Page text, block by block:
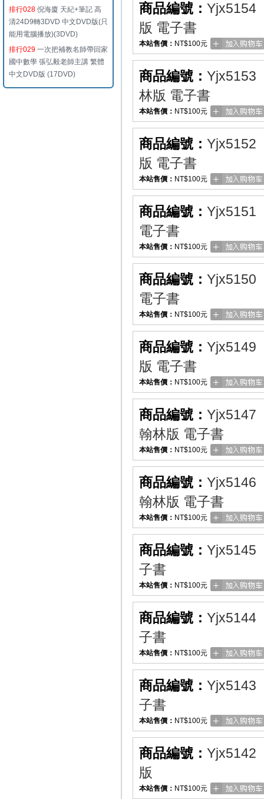
排行028 倪海廈 天紀+筆記 高
清24D9轉3DVD 中文DVD版(只
能用電腦播放)(3DVD)
排行029 一次把補教名師帶回家
國中數學 張弘毅老師主講 繁體
中文DVD版 (17DVD)
商品編號： Yjx5154
版 電子書
本站售價： NT$100元
商品編號： Yjx5153
林版 電子書
本站售價： NT$100元
商品編號： Yjx5152
版 電子書
本站售價： NT$100元
商品編號： Yjx5151
電子書
本站售價： NT$100元
商品編號： Yjx5150
電子書
本站售價： NT$100元
商品編號： Yjx5149
版 電子書
本站售價： NT$100元
商品編號： Yjx5147
翰林版 電子書
本站售價： NT$100元
商品編號： Yjx5146
翰林版 電子書
本站售價： NT$100元
商品編號： Yjx5145
子書
本站售價： NT$100元
商品編號： Yjx5144
子書
本站售價： NT$100元
商品編號： Yjx5143
子書
本站售價： NT$100元
商品編號： Yjx5142
版
本站售價： NT$100元